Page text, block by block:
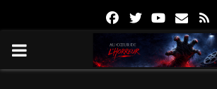
FacebookTwitterYoutube
Email
PRIMARY